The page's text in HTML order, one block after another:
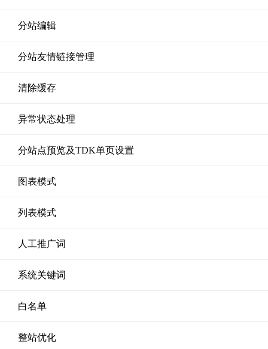
分站编辑
分站友情链接管理
清除缓存
异常状态处理
分站点预览及TDK单页设置
图表模式
列表模式
人工推广词
系统关键词
白名单
整站优化